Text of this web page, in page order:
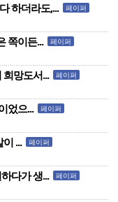
하더라도,... 페이퍼
쪽이든... 페이퍼
희망도서... 페이퍼
었으... 페이퍼
... 페이퍼
다가 생... 페이퍼